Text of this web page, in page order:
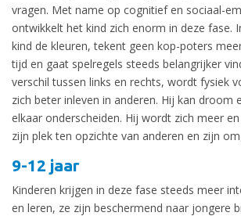
vragen. Met name op cognitief en sociaal-
ontwikkelt het kind zich enorm in deze fase.
kind de kleuren, tekent geen kop-poters
tijd en gaat spelregels steeds belangrijker
verschil tussen links en rechts, wordt fysiek
zich beter inleven in anderen. Hij kan droom
elkaar onderscheiden. Hij wordt zich meer
zijn plek ten opzichte van anderen en zijn
9-12 jaar
Kinderen krijgen in deze fase steeds meer
en leren, ze zijn beschermend naar jongere